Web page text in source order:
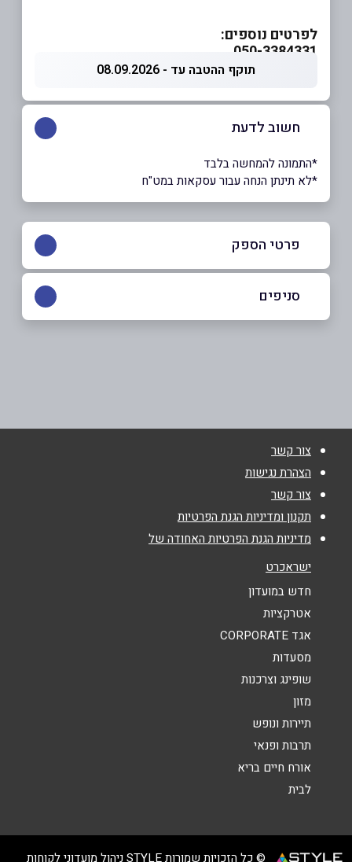
לפרטים נוספים:
050-3384331
תוקף ההטבה עד - 08.09.2026
חשוב לדעת
*התמונה להמחשה בלבד
*לא תינתן הנחה עבור עסקאות במט"ח
פרטי הספק
נושא*
אנא חזרו אלי בקשר ל...
סניפים
גבעתיים
המאבק 43, מרכז מסחרי
0509414454
צור קשר
הצהרת נגישות
צור קשר
תקנון ומדיניות הגנת הפרטיות
מדיניות הגנת הפרטיות האחודה של
ישראכרט
חדש במועדון
אטרקציות
אגד CORPORATE
מסעדות
שופינג וצרכנות
מזון
תיירות ונופש
תרבות ופנאי
אורח חיים בריא
לבית
© כל הזכויות שמורות STYLE ניהול מועדוני לקוחות